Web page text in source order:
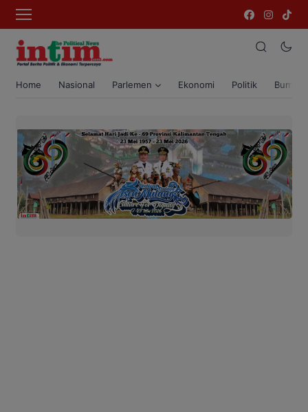
Home Nasional Parlemen Ekonomi Politik Bumi